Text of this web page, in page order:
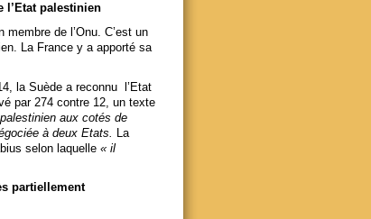
l’Etat palestinien
de l’Onu. C’est un
La France y a apporté sa
la Suède a reconnu l’Etat
par 274 contre 12, un texte
aux cotés de
à deux Etats. La
selon laquelle« il
partiellement